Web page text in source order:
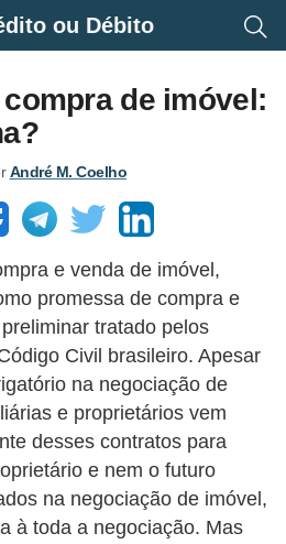
ou Débito
de imóvel:
André M. Coelho
e venda de imóvel,
promessa de compra e
tratado pelos
Civil brasileiro. Apesar
na negociação de
e proprietários vem
desses contratos para
e nem o futuro
na negociação de imóvel,
à toda a negociação. Mas